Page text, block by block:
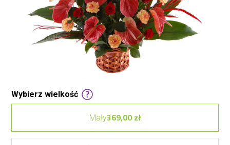
Wybierz wielkość
Mały369,00 zł